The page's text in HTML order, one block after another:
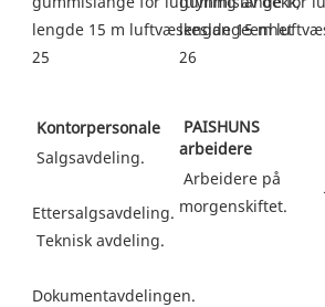
Kontorpersonale
Salgsavdeling.
Ettersalgsavdeling.
Teknisk avdeling.
Dokumentavdelingen.
arbeidere
morgenskiftet.